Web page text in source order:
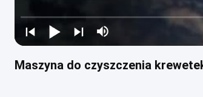
Maszyna do czyszczenia